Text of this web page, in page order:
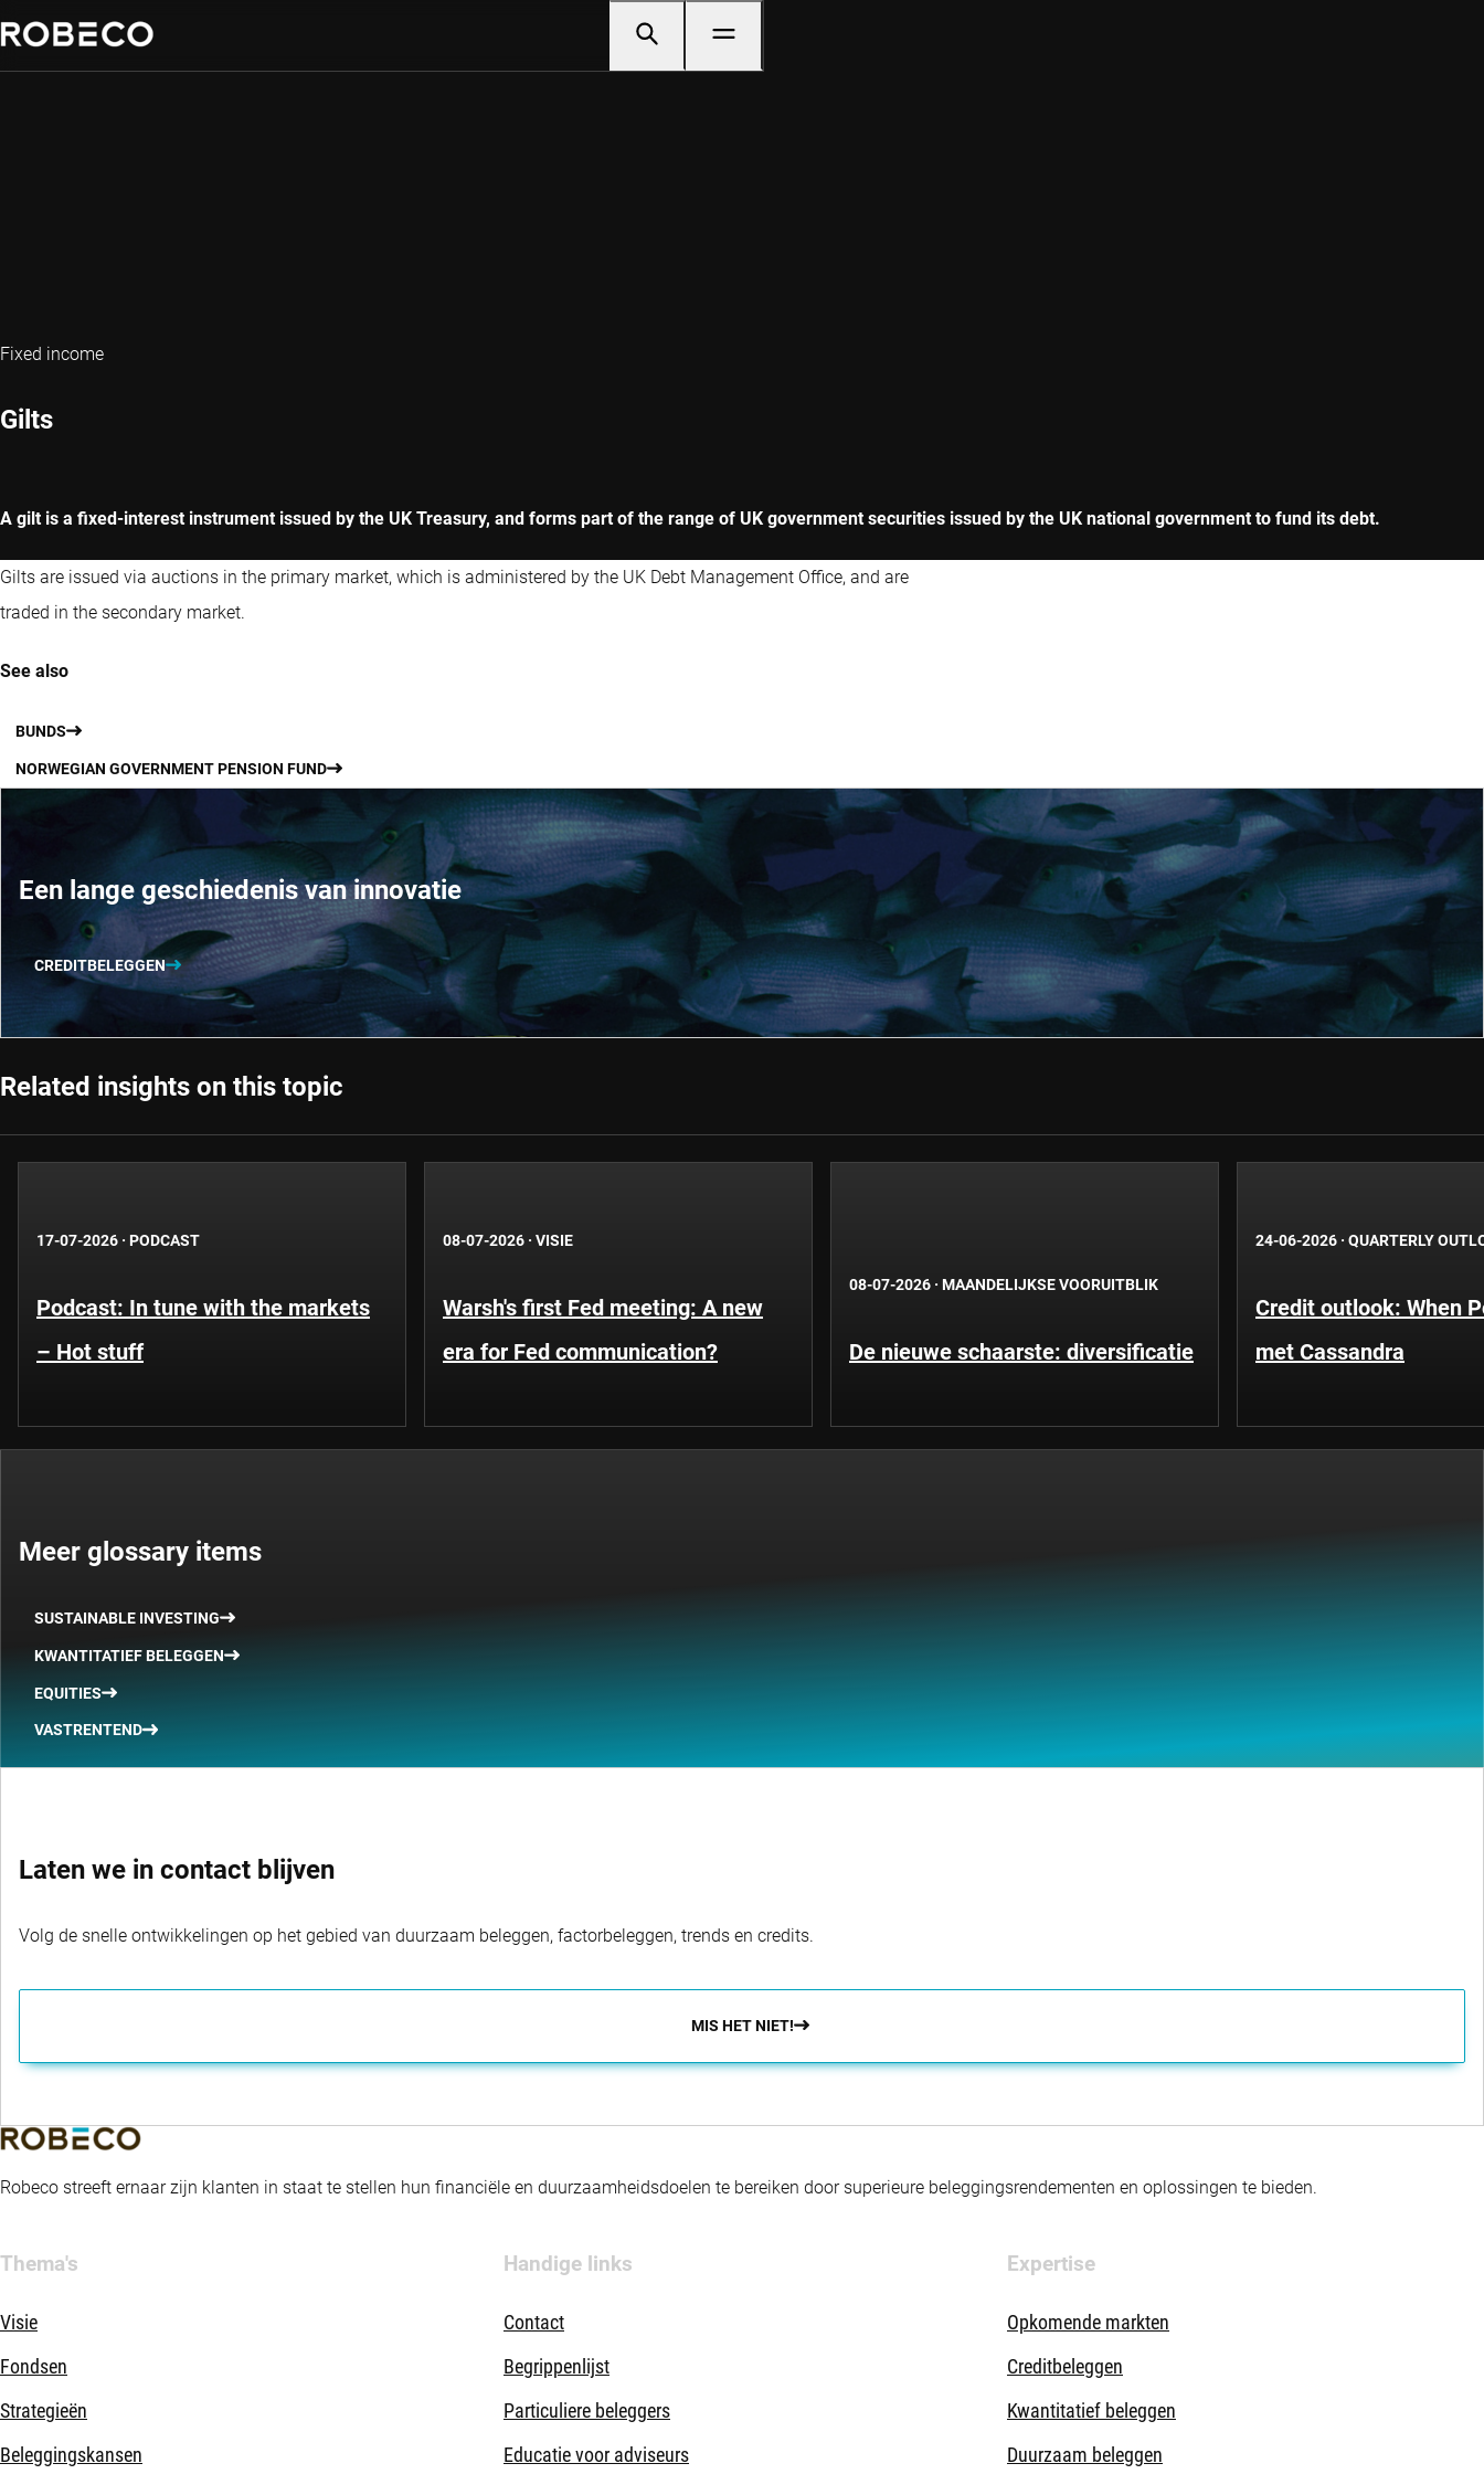
Fixed income
Gilts
A gilt is a fixed-interest instrument issued by the UK Treasury, and forms part of the range of UK government securities issued by the UK national government to fund its debt.
Gilts are issued via auctions in the primary market, which is administered by the UK Debt Management Office, and are
traded in the secondary market.
See also
BUNDS
NORWEGIAN GOVERNMENT PENSION FUND
Een lange geschiedenis van innovatie
CREDITBELEGGEN
Related insights on this topic
17-07-2026 · PODCAST
Podcast: In tune with the markets
– Hot stuff
08-07-2026 · VISIE
Warsh's first Fed meeting: A new
era for Fed communication?
08-07-2026 · MAANDELIJKSE VOORUITBLIK
De nieuwe schaarste: diversificatie
24-06-2026 · QUARTERLY
Credit outlook: When
met Cassandra
Meer glossary items
SUSTAINABLE INVESTING
KWANTITATIEF BELEGGEN
EQUITIES
VASTRENTEND
Laten we in contact blijven
Volg de snelle ontwikkelingen op het gebied van duurzaam beleggen, factorbeleggen, trends en credits.
MIS HET NIET!
Robeco streeft ernaar zijn klanten in staat te stellen hun financiële en duurzaamheidsdoelen te bereiken door superieure beleggingsrendementen en oplossingen te bieden.
Thema's
Visie
Fondsen
Strategieën
Beleggingskansen
Handige links
Contact
Begrippenlijst
Particuliere beleggers
Educatie voor adviseurs
Expertise
Opkomende markten
Creditbeleggen
Kwantitatief beleggen
Duurzaam beleggen